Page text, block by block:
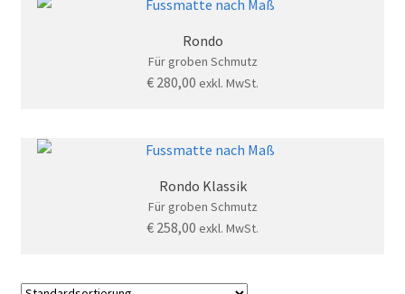
Rondo
Für groben Schmutz
€ 280,00 exkl. MwSt.
Rondo Klassik
Für groben Schmutz
€ 258,00 exkl. MwSt.